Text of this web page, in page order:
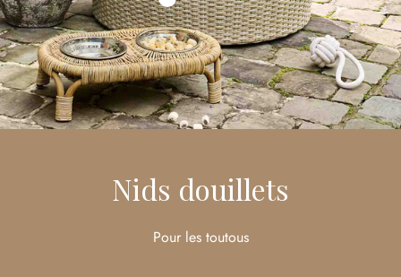
Nids douillets
Pour les toutous